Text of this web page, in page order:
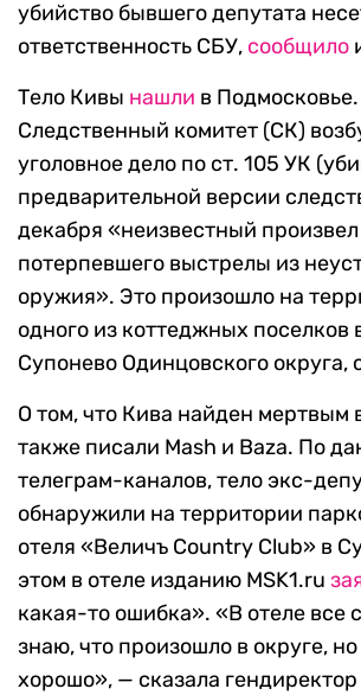
убийство бывшего депутата
ответственность СБУ, сообщило
Тело Кивы нашли в Подмосковье.
Следственный комитет (СК)
уголовное дело по ст. 105 УК
предварительной версии
декабря «неизвестный произвел
потерпевшего выстрелы из
оружия». Это произошло на
одного из коттеджных поселков
Супонево Одинцовского округа,
О том, что Кива найден мертвым
также писали Mash и Baza. По
телеграм-каналов, тело экс-
обнаружили на территории
отеля «Величъ Country Club» в
этом в отеле изданию MSK1.ru
какая-то ошибка». «В отеле все
знаю, что произошло в округе,
хорошо», — сказала